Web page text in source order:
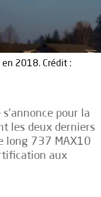
2018. Crédit :
pour la
les deux derniers
long 737 MAX10
aux